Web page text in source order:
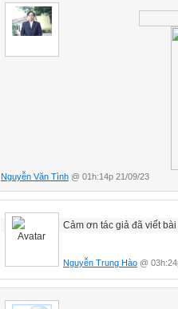
Nguyễn Văn Tình @ 01h:14p 21/09/23
Cảm ơn tác giả đã viết
Nguyễn Trung Hào @